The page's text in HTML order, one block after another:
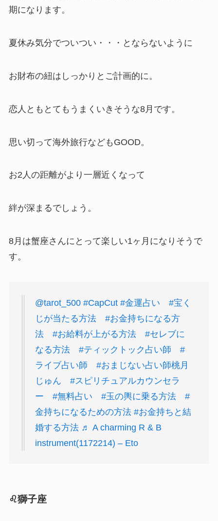
期になります。
夏休み気分でついつい・・・とならないように
お財布の紐はしっかりとご計画的に。
恋人ともとてもうまくいきそうな8月です。
思い切って海外旅行などもGOOD。
お2人の距離がより一層近くなって
絆が深まるでしょう。
8月は蟹座さんにとって楽しい1ヶ月になりそうで
す。
@tarot_500 #CapCut #金運占い
#宝く
じが当たる方法
#お金持ちになる方
法
#お給料が上がる方法
#セレブに
なる方法
#ティックトック占い師
#
ライブ占い師
#おまじない占い師桃月
じゅん
#スピリチュアルカウンセラ
ー
#無料占い #玉の輿に乗る方法
#
金持ちになるための方法 #お金持ちと結
婚する方法 ♬ A charming R & B
instrument(1172214) – Eto
♌️獅子座